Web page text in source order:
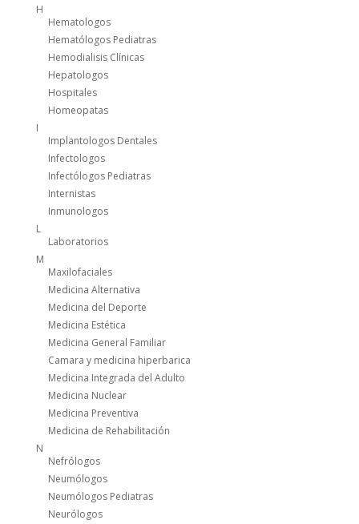
H
Hematologos
Hematólogos Pediatras
Hemodialisis Clínicas
Hepatologos
Hospitales
Homeopatas
I
Implantologos Dentales
Infectologos
Infectólogos Pediatras
Internistas
Inmunologos
L
Laboratorios
M
Maxilofaciales
Medicina Alternativa
Medicina del Deporte
Medicina Estética
Medicina General Familiar
Camara y medicina hiperbarica
Medicina Integrada del Adulto
Medicina Nuclear
Medicina Preventiva
Medicina de Rehabilitación
N
Nefrólogos
Neumólogos
Neumólogos Pediatras
Neurólogos